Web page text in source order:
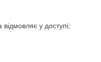
у доступі;